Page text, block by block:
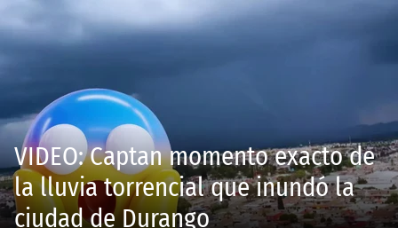
VIDEO: Captan momento exacto de
la lluvia torrencial que inundó la
ciudad de Durango